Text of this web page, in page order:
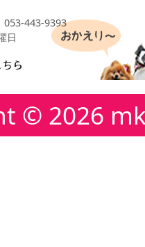
053-443-9393
曜日
© 2026